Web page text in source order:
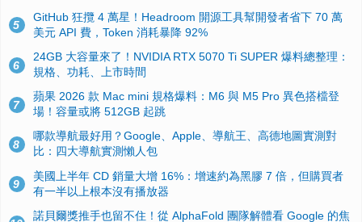
5
GitHub 狂攬 4 萬星！Headroom 開源工具幫開發者省下 70 萬
美元 API 費，Token 消耗暴降 92%
6
24GB 大容量來了！NVIDIA RTX 5070 Ti SUPER 爆料總整理：
規格、功耗、上市時間
7
蘋果 2026 款 Mac mini 規格爆料：M6 與 M5 Pro 異色搭檔登
場！容量或將 512GB 起跳
8
哪款導航最好用？Google、Apple、導航王、高德地圖實測對
比：四大導航實測懶人包
9
美國上半年 CD 銷量大增 16%：增速約為黑膠 7 倍，但購買者
有一半以上根本沒有播放器
諾貝爾獎推手也留不住！從 AlphaFold 團隊解體看 Google 的焦